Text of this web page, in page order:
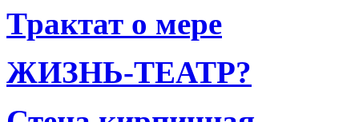
Трактат о мере
ЖИЗНЬ-ТЕАТР?